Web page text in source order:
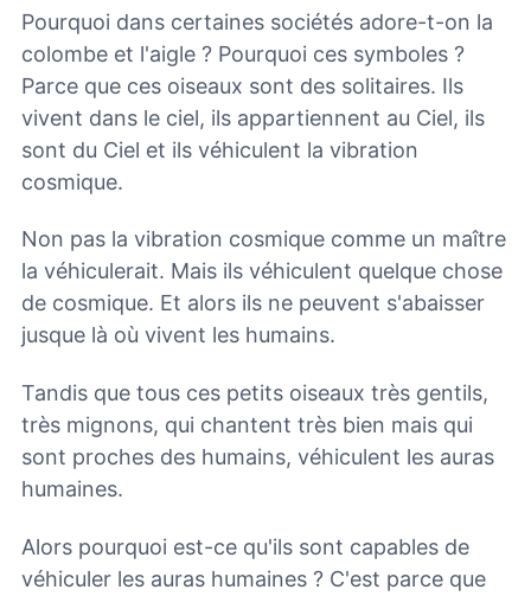
Pourquoi dans certaines sociétés adore-t-on la
colombe et l'aigle ? Pourquoi ces symboles ?
Parce que ces oiseaux sont des solitaires. Ils
vivent dans le ciel, ils appartiennent au Ciel, ils
sont du Ciel et ils véhiculent la vibration
cosmique.
Non pas la vibration cosmique comme un maître
la véhiculerait. Mais ils véhiculent quelque chose
de cosmique. Et alors ils ne peuvent s'abaisser
jusque là où vivent les humains.
Tandis que tous ces petits oiseaux très gentils,
très mignons, qui chantent très bien mais qui
sont proches des humains, véhiculent les auras
humaines.
Alors pourquoi est-ce qu'ils sont capables de
véhiculer les auras humaines ? C'est parce que